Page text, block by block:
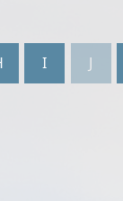
I J